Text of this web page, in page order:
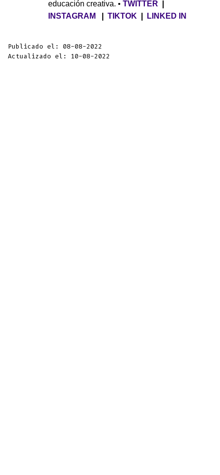
educación creativa. • TWITTER
INSTAGRAM
TIKTOK LINKED IN
Publicado el: 08-08-2022
Actualizado el: 10-08-2022